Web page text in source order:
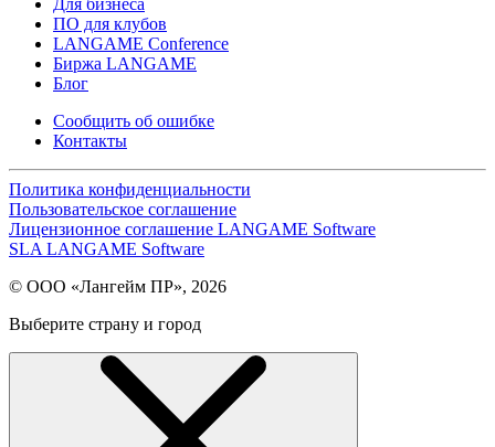
Для бизнеса
ПО для клубов
LANGAME Conference
Биржа LANGAME
Блог
Сообщить об ошибке
Контакты
Политика конфиденциальности
Пользовательское соглашение
Лицензионное соглашение LANGAME Software
SLA LANGAME Software
© ООО «Лангейм ПР», 2026
Выберите страну и город